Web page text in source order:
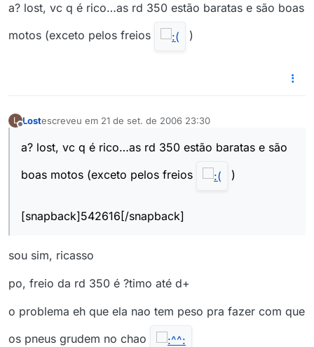
a? lost, vc q é rico…as rd 350 estão baratas e são boas
motos (exceto pelos freios
)
L Lostescreveu em 21 de set. de 2006 23:30
última edição por
a? lost, vc q é rico…as rd 350 estão baratas e são
boas motos (exceto pelos freios
)
[snapback]542616[/snapback]
sou sim, ricasso
po, freio da rd 350 é ?timo até d+
o problema eh que ela nao tem peso pra fazer com que
os pneus grudem no chao